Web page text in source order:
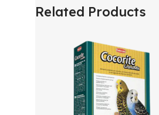
Related Products